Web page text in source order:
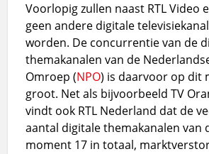
Voorlopig zullen naast RTL Video
geen andere digitale
worden. De concurrentie van de
themakanalen van de
Omroep (NPO) is daarvoor op dit
groot. Net als bijvoorbeeld TV
vindt ook RTL Nederland dat de
aantal digitale themakanalen van
moment 17 in totaal,